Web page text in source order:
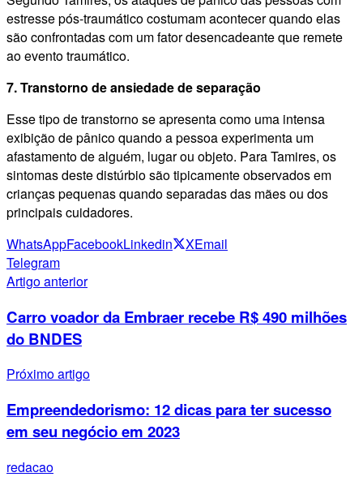
estresse pós-traumático costumam acontecer quando elas
são confrontadas com um fator desencadeante que remete
ao evento traumático.
7. Transtorno de ansiedade de separação
Esse tipo de transtorno se apresenta como uma intensa
exibição de pânico quando a pessoa experimenta um
afastamento de alguém, lugar ou objeto. Para Tamires, os
sintomas deste distúrbio são tipicamente observados em
crianças pequenas quando separadas das mães ou dos
principais cuidadores.
WhatsAppFacebookLinkedin XEmail
Telegram
Artigo anterior
Carro voador da Embraer recebe R$ 490 milhões
do BNDES
Próximo artigo
Empreendedorismo: 12 dicas para ter sucesso
em seu negócio em 2023
redacao